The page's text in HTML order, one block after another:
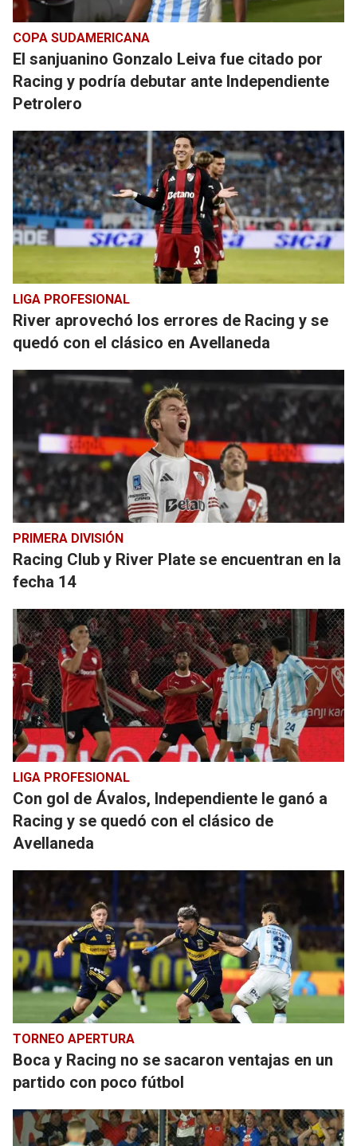
COPA SUDAMERICANA
El sanjuanino Gonzalo Leiva fue citado por
Racing y podría debutar ante Independiente
Petrolero
LIGA PROFESIONAL
River aprovechó los errores de Racing y se
quedó con el clásico en Avellaneda
PRIMERA DIVISIÓN
Racing Club y River Plate se encuentran en la
fecha 14
LIGA PROFESIONAL
Con gol de Ávalos, Independiente le ganó a
Racing y se quedó con el clásico de
Avellaneda
TORNEO APERTURA
Boca y Racing no se sacaron ventajas en un
partido con poco fútbol